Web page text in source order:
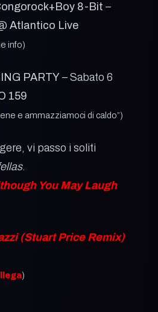
8-Bit –
Atlantico Live
info)
PARTY – Sabato 6
159
e ammazziamoci di caldo”)
vi passo i soliti
.
You May Laugh
(Stuart Price Remix)
)